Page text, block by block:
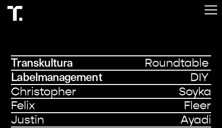
Start
Programm
Über
Besuch
Tickets
Transkultura Roundtable
LabelmanagementDIY
Christopher Soyka
Felix Fleer
Justin Ayadi